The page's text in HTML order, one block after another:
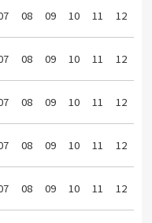
08 09 10 11 12
08 09 10 11 12
08 09 10 11 12
08 09 10 11 12
08 09 10 11 12